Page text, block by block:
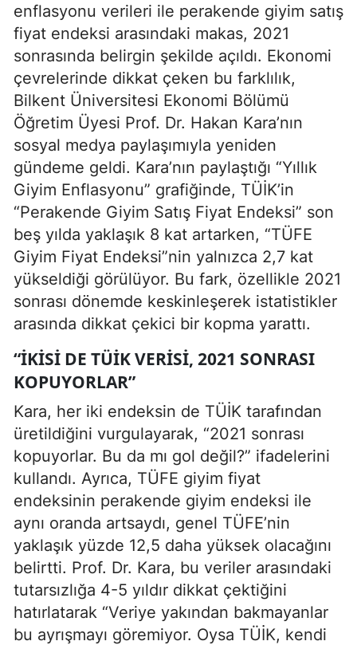
enflasyonu verileri ile perakende giyim satış
fiyat endeksi arasındaki makas, 2021
sonrasında belirgin şekilde açıldı. Ekonomi
çevrelerinde dikkat çeken bu farklılık,
Bilkent Üniversitesi Ekonomi Bölümü
Öğretim Üyesi Prof. Dr. Hakan Kara’nın
sosyal medya paylaşımıyla yeniden
gündeme geldi. Kara’nın paylaştığı “Yıllık
Giyim Enflasyonu” grafiğinde, TÜİK’in
“Perakende Giyim Satış Fiyat Endeksi” son
beş yılda yaklaşık 8 kat artarken, “TÜFE
Giyim Fiyat Endeksi”nin yalnızca 2,7 kat
yükseldiği görülüyor. Bu fark, özellikle 2021
sonrası dönemde keskinleşerek istatistikler
arasında dikkat çekici bir kopma yarattı.
“İKISI DE TÜİK VERISI, 2021 SONRASI
KOPUYORLAR”
Kara, her iki endeksin de TÜİK tarafından
üretildiğini vurgulayarak, “2021 sonrası
kopuyorlar. Bu da mı gol değil?” ifadelerini
kullandı. Ayrıca, TÜFE giyim fiyat
endeksinin perakende giyim endeksi ile
aynı oranda artsaydı, genel TÜFE’nin
yaklaşık yüzde 12,5 daha yüksek olacağını
belirtti. Prof. Dr. Kara, bu veriler arasındaki
tutarsızlığa 4-5 yıldır dikkat çektiğini
hatırlatarak “Veriye yakından bakmayanlar
bu ayrışmayı göremiyor. Oysa TÜİK, kendi